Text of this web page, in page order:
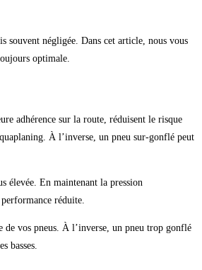
souvent négligée. Dans cet article, nous vous
optimale.
adhérence sur la route, réduisent le risque
À l’inverse, un pneu sur-gonflé peut
élevée. En maintenant la pression
réduite.
de vos pneus. À l’inverse, un pneu trop gonflé
basses.